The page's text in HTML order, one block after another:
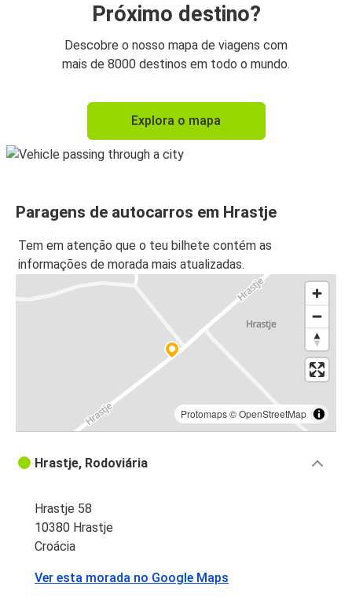
Próximo destino?
Descobre o nosso mapa de viagens com
mais de 8000 destinos em todo o mundo.
Explora o mapa
Paragens de autocarros em Hrastje
Tem em atenção que o teu bilhete contém as
informações de morada mais atualizadas.
Protomaps©OpenStreetMap
Hrastje, Rodoviária
Hrastje 58
10380 Hrastje
Croácia
Ver esta morada no Google Maps